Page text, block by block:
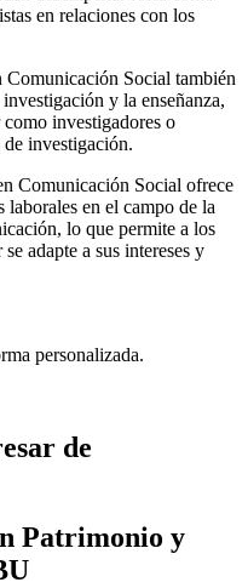
en relaciones con los
Social también
y la enseñanza,
investigadores o
de investigación.
Comunicación Social ofrece
en el campo de la
lo que permite a los
adapte a sus intereses y
personalizada.
de
Patrimonio y